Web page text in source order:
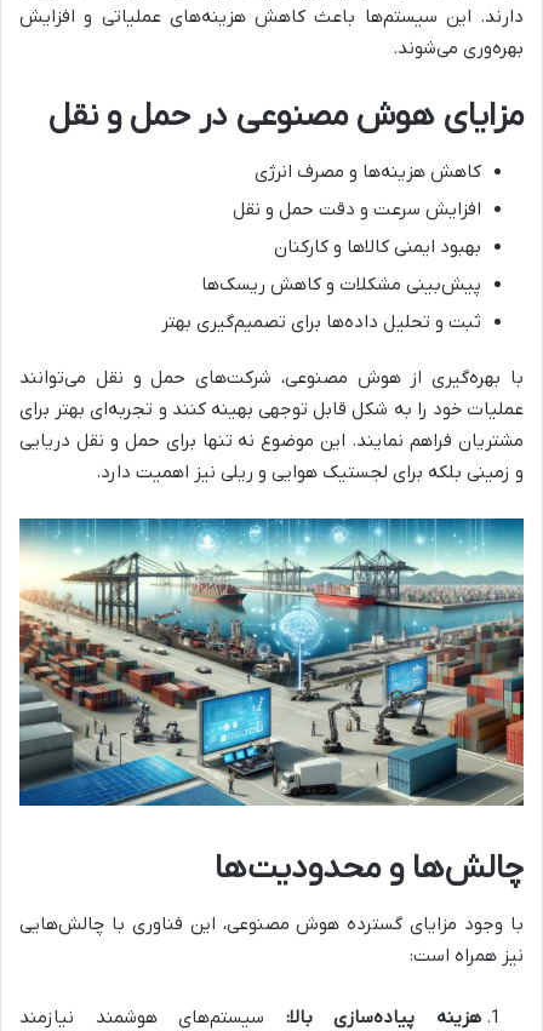
دارند. این سیستم‌ها باعث کاهش هزینه‌های عملیاتی و افزایش
بهره‌وری می‌شوند.
مزایای هوش مصنوعی در حمل و نقل
کاهش هزینه‌ها و مصرف انرژی
افزایش سرعت و دقت حمل و نقل
بهبود ایمنی کالاها و کارکنان
پیش‌بینی مشکلات و کاهش ریسک‌ها
ثبت و تحلیل داده‌ها برای تصمیم‌گیری بهتر
با بهره‌گیری از هوش مصنوعی، شرکت‌های حمل و نقل می‌توانند
عملیات خود را به شکل قابل توجهی بهینه کنند و تجربه‌ای بهتر برای
مشتریان فراهم نمایند. این موضوع نه تنها برای حمل و نقل دریایی
و زمینی بلکه برای لجستیک هوایی و ریلی نیز اهمیت دارد.
چالش‌ها و محدودیت‌ها
با وجود مزایای گسترده هوش مصنوعی، این فناوری با چالش‌هایی
نیز همراه است:
هزینه پیاده‌سازی بالا: سیستم‌های هوشمند نیازمند